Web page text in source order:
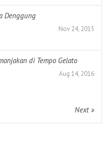
Denggung
Nov 24, 2015
di Tempo Gelato
Aug 14, 2016
Next »